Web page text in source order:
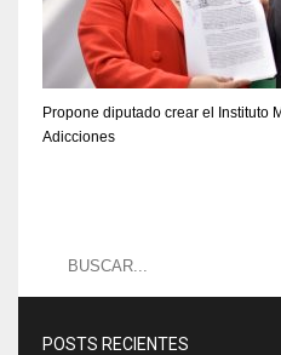
Propone diputado crear el Instituto
Adicciones
POSTS RECIENTES